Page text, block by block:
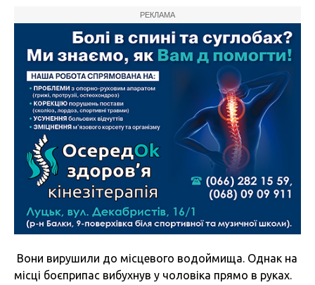
РЕКЛАМА
Вони вирушили до місцевого водоймища. Однак на
місці боєприпас вибухнув у чоловіка прямо в руках.